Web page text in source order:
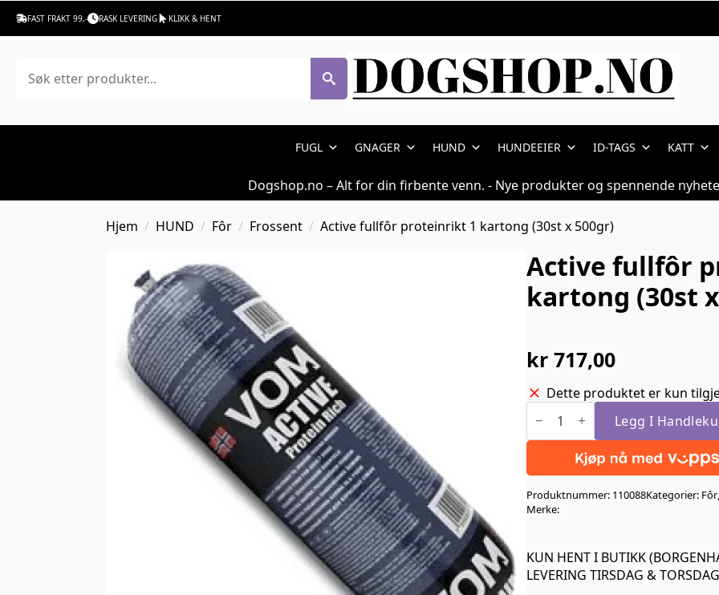
FAST FRAKT 99,- RASK LEVERING KLIKK & HENT
FUGL GNAGER HUND HUNDEEIER ID-TAGS KATT
Dogshop.no – Alt for din firbente venn. - Nye produkter og spennende
Hjem HUND Fôr Frossent Active fullfôr proteinrikt 1 kartong (30st x 500gr)
Active fullfôr
kartong (30st
kr 717,00
Dette produktet er kun
Active
fullfôr
1
(30st
500gr)
antall
Legg I
Produktnummer: 110088Kategorier: Fôr
Merke:
KUN HENT I BUTIKK
LEVERING TIRSDAG & TORSDAG